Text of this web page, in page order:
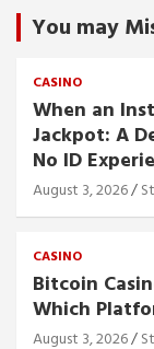
You may
CASINO
When an
Jackpot: A
No ID
August 3, 2026
CASINO
Bitcoin
Which
August 3, 2026